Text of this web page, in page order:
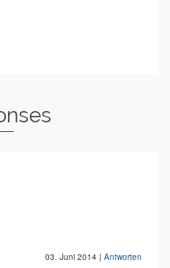
03. Juni 2014 | Antworten